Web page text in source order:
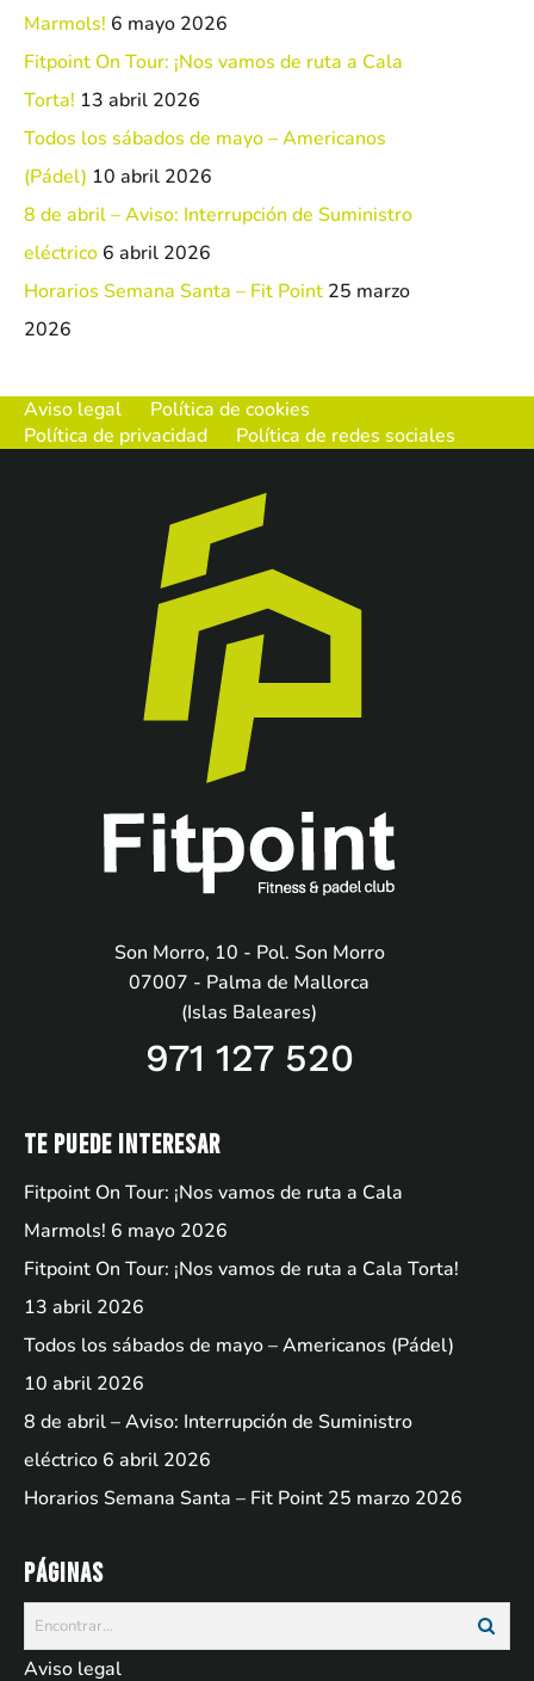
Marmols! 6 mayo 2026
Fitpoint On Tour: ¡Nos vamos de ruta a Cala
Torta! 13 abril 2026
Todos los sábados de mayo – Americanos
(Pádel) 10 abril 2026
8 de abril – Aviso: Interrupción de Suministro
eléctrico 6 abril 2026
Horarios Semana Santa – Fit Point 25 marzo
2026
Aviso legal
Política de cookies
Política de privacidad
Política de redes sociales
Son Morro, 10 - Pol. Son Morro
07007 - Palma de Mallorca
(Islas Baleares)
971 127 520
Te puede interesar
Fitpoint On Tour: ¡Nos vamos de ruta a Cala
Marmols! 6 mayo 2026
Fitpoint On Tour: ¡Nos vamos de ruta a Cala Torta!
13 abril 2026
Todos los sábados de mayo – Americanos (Pádel)
10 abril 2026
8 de abril – Aviso: Interrupción de Suministro
eléctrico 6 abril 2026
Horarios Semana Santa – Fit Point 25 marzo 2026
Páginas
Aviso legal